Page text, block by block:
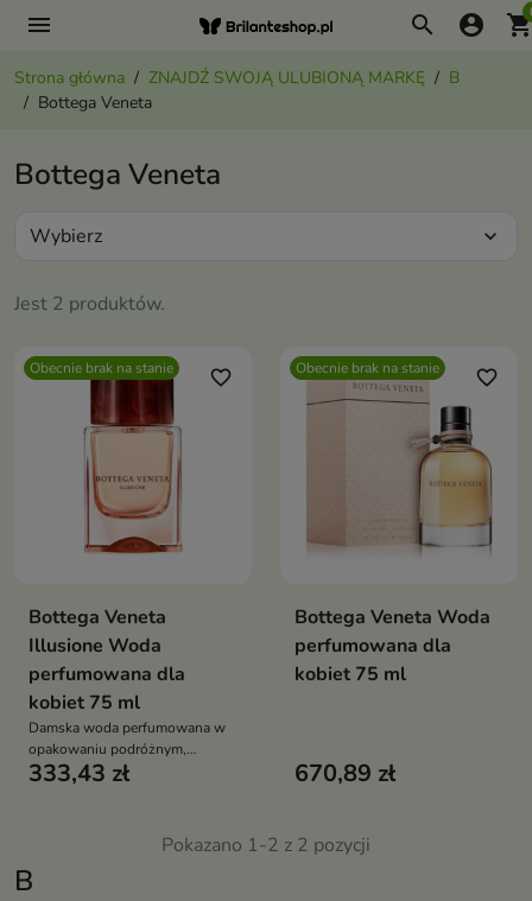
menu search account_circle
Strona główna ZNAJDŹ SWOJĄ ULUBIONĄ MARKĘ
B
Bottega Veneta
B
Bottega Veneta
Jest 2 produktów.
Wybierz expand_more
Obecnie brak na stanie favorite_border
Bottega Veneta
Illusione Woda
perfumowana dla
kobiet 75 ml
Damska woda perfumowana w
opakowaniu podróżnym,
kwiatowo-drzewny zapach z
333,43 zł
Obecnie brak na stanie favorite_border
Bottega Veneta Woda
perfumowana dla
kobiet 75 ml
670,89 zł
Pokazano 1-2 z 2 pozycji